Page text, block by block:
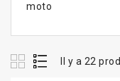
moto
Il y a 22